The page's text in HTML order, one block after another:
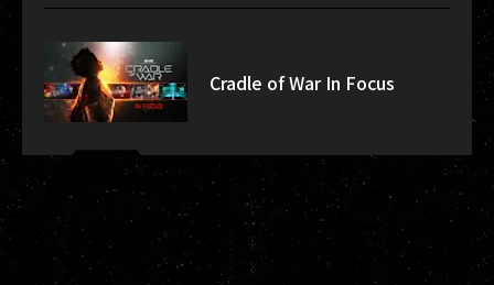
Cradle of War In Focus